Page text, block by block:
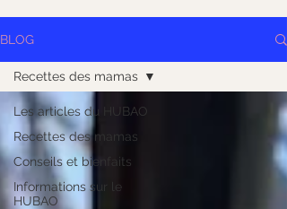
BLOG
Les articles du HUBAO
Recettes des mamas
Conseils et bienfaits
Informations sur le
HUBAO
Recettes des mamas